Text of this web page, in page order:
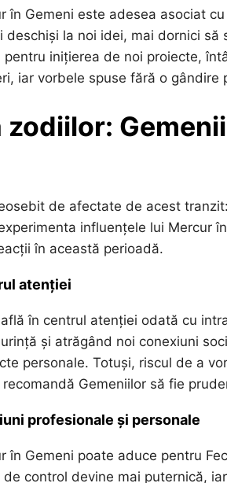
în Gemeni este adesea asociat
deschiși la noi idei, mai dornici
inițierea de noi proiecte,
iar vorbele spuse fără o gândire
zodiilor:
de afectate de acest
influențele lui Mercur
în această perioadă.
atenției
în centrul atenției odată cu
și atrăgând noi conexiuni
personale. Totuși, riscul de a
Gemeniilor să fie
profesionale și personale
în Gemeni poate aduce pentru
de control devine mai puternică,